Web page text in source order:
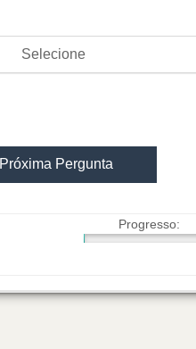
Selecione
Próxima Pergunta
Progresso: